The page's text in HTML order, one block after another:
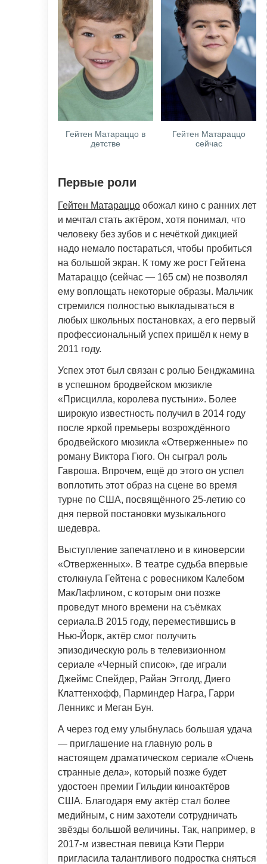
Гейтен Матараццо в
детстве
Гейтен Матараццо
сейчас
Первые роли
Гейтен Матараццо обожал кино с ранних лет
и мечтал стать актёром, хотя понимал, что
человеку без зубов и с нечёткой дикцией
надо немало постараться, чтобы пробиться
на большой экран. К тому же рост Гейтена
Матараццо (сейчас — 165 см) не позволял
ему воплощать некоторые образы. Мальчик
стремился полностью выкладываться в
любых школьных постановках, а его первый
профессиональный успех пришёл к нему в
2011 году.
Успех этот был связан с ролью Бенджамина
в успешном бродвейском мюзикле
«Присцилла, королева пустыни». Более
широкую известность получил в 2014 году
после яркой премьеры возрождённого
бродвейского мюзикла «Отверженные» по
роману Виктора Гюго. Он сыграл роль
Гавроша. Впрочем, ещё до этого он успел
воплотить этот образ на сцене во время
турне по США, посвящённого 25-летию со
дня первой постановки музыкального
шедевра.
Выступление запечатлено и в киноверсии
«Отверженных». В театре судьба впервые
столкнула Гейтена с ровесником Калебом
МакЛафлином, с которым они позже
проведут много времени на съёмках
сериала.В 2015 году, переместившись в
Нью-Йорк, актёр смог получить
эпизодическую роль в телевизионном
сериале «Черный список», где играли
Джеймс Спейдер, Райан Эгголд, Диего
Клаттенхофф, Парминдер Награ, Гарри
Ленникс и Меган Бун.
А через год ему улыбнулась большая удача
— приглашение на главную роль в
настоящем драматическом сериале «Очень
странные дела», который позже будет
удостоен премии Гильдии киноактёров
США. Благодаря ему актёр стал более
медийным, с ним захотели сотрудничать
звёзды большой величины. Так, например, в
2017-м известная певица Кэти Перри
пригласила талантливого подростка сняться